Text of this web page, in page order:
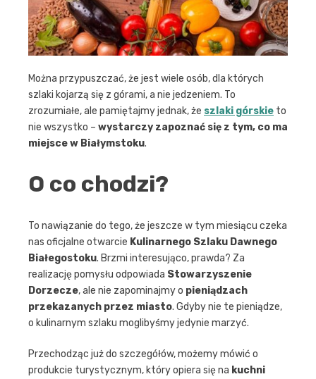
Można przypuszczać, że jest wiele osób, dla których
szlaki kojarzą się z górami, a nie jedzeniem. To
zrozumiałe, ale pamiętajmy jednak, że szlaki górskie to
nie wszystko – wystarczy zapoznać się z tym, co ma
miejsce w Białymstoku.
O co chodzi?
To nawiązanie do tego, że jeszcze w tym miesiącu czeka
nas oficjalne otwarcie Kulinarnego Szlaku Dawnego
Białegostoku. Brzmi interesująco, prawda? Za
realizację pomysłu odpowiada Stowarzyszenie
Dorzecze, ale nie zapominajmy o pieniądzach
przekazanych przez miasto. Gdyby nie te pieniądze,
o kulinarnym szlaku moglibyśmy jedynie marzyć.
Przechodząc już do szczegółów, możemy mówić o
produkcie turystycznym, który opiera się na kuchni